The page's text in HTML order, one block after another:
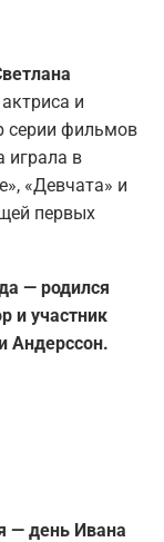
и
серии фильмов
играла в
«Девчата» и
первых
— родился
и участник
Андерссон.
— день Ивана